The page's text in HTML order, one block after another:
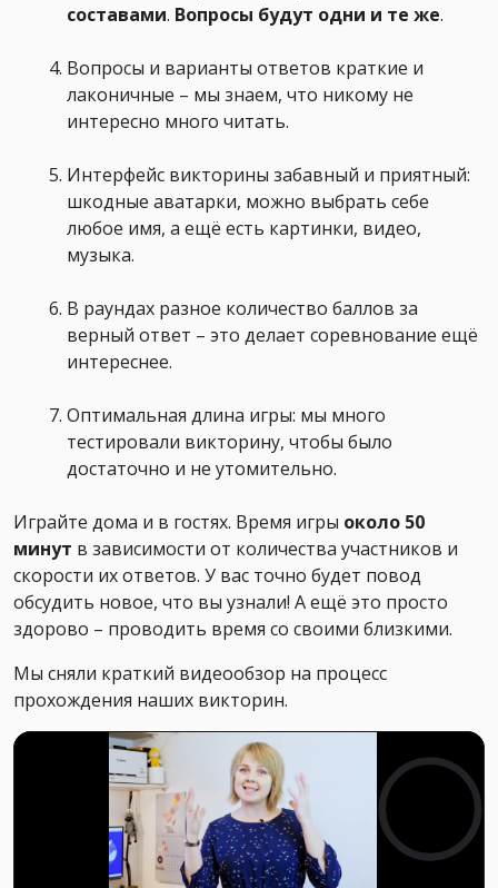
составами. Вопросы будут одни и те же.
Вопросы и варианты ответов краткие и
лаконичные – мы знаем, что никому не
интересно много читать.
Интерфейс викторины забавный и приятный:
шкодные аватарки, можно выбрать себе
любое имя, а ещё есть картинки, видео,
музыка.
В раундах разное количество баллов за
верный ответ – это делает соревнование ещё
интереснее.
Оптимальная длина игры: мы много
тестировали викторину, чтобы было
достаточно и не утомительно.
Играйте дома и в гостях. Время игры около 50
минут в зависимости от количества участников и
скорости их ответов. У вас точно будет повод
обсудить новое, что вы узнали! А ещё это просто
здорово – проводить время со своими близкими.
Мы сняли краткий видеообзор на процесс
прохождения наших викторин.